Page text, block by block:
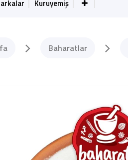
Kuruyemiş
Baharatlar